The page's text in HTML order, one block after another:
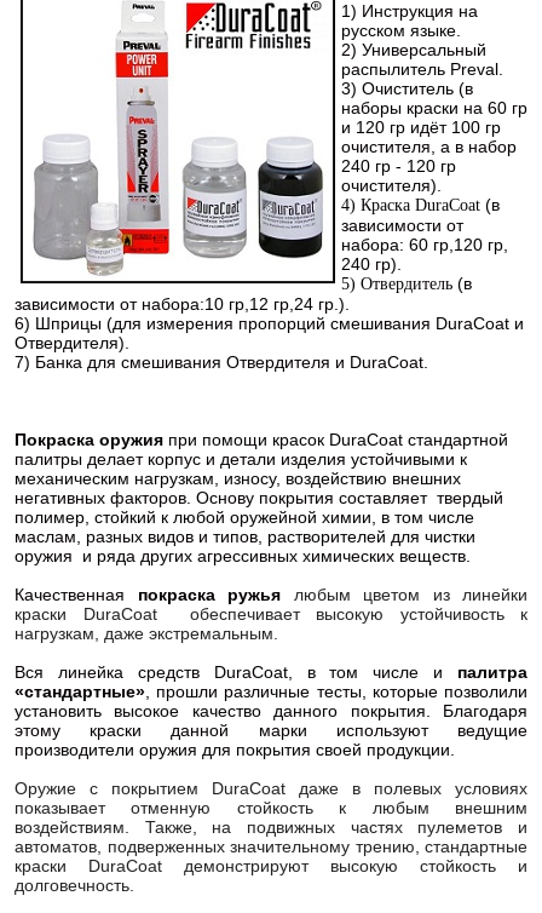
1) Инструкция на
русском языке.
2) Универсальный
распылитель Preval.
3) Очиститель (в
наборы краски на 60 гр
и 120 гр идёт 100 гр
очистителя, а в набор
240 гр - 120 гр
очистителя).
4) Краска DuraCoat (в
зависимости от
набора: 60 гр,120 гр,
240 гр).
5) Отвердитель (в
зависимости от набора:10 гр,12 гр,24 гр.).
6) Шприцы (для измерения пропорций смешивания DuraCoat и
Отвердителя).
7) Банка для смешивания Отвердителя и DuraCoat.
Покраска оружия при помощи красок DuraCoat стандартной
палитры делает корпус и детали изделия устойчивыми к
механическим нагрузкам, износу, воздействию внешних
негативных факторов. Основу покрытия составляет твердый
полимер, стойкий к любой оружейной химии, в том числе
маслам, разных видов и типов, растворителей для чистки
оружия и ряда других агрессивных химических веществ.
Качественная покраска ружья любым цветом из линейки
краски DuraCoat обеспечивает высокую устойчивость к
нагрузкам, даже экстремальным.
Вся линейка средств DuraCoat, в том числе и палитра
«стандартные» , прошли различные тесты, которые позволили
установить высокое качество данного покрытия. Благодаря
этому краски данной марки используют ведущие
производители оружия для покрытия своей продукции.
Оружие с покрытием DuraCoat даже в полевых условиях
показывает отменную стойкость к любым внешним
воздействиям. Также, на подвижных частях пулеметов и
автоматов, подверженных значительному трению, стандартные
краски DuraCoat демонстрируют высокую стойкость и
долговечность.